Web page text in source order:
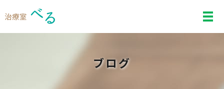
メ
ブログ